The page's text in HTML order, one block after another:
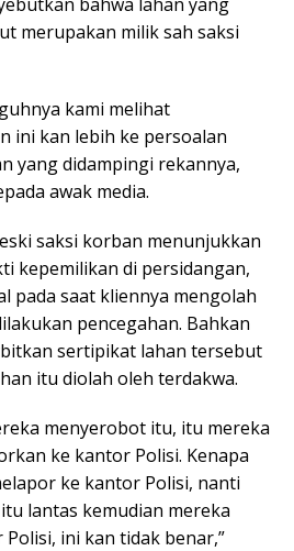
merupakan milik sah saksi
kami melihat
ini kan lebih ke persoalan
yang didampingi rekannya,
awak media.
saksi korban menunjukkan
kepemilikan di persidangan,
pada saat kliennya mengolah
pencegahan. Bahkan
sertipikat lahan tersebut
itu diolah oleh terdakwa.
menyerobot itu, itu mereka
ke kantor Polisi. Kenapa
ke kantor Polisi, nanti
lantas kemudian mereka
ini kan tidak benar,”